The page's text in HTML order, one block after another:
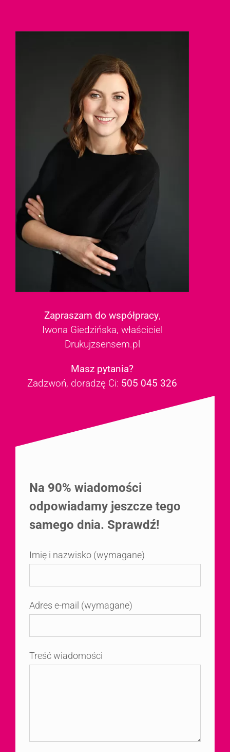
Zapraszam do współpracy,
Iwona Giedzińska, właściciel
Drukujzsensem.pl
Masz pytania?
Zadzwoń, doradzę Ci: 505 045 326
Na 90% wiadomości
odpowiadamy jeszcze tego
samego dnia. Sprawdź!
Imię i nazwisko (wymagane)
Adres e-mail (wymagane)
Treść wiadomości